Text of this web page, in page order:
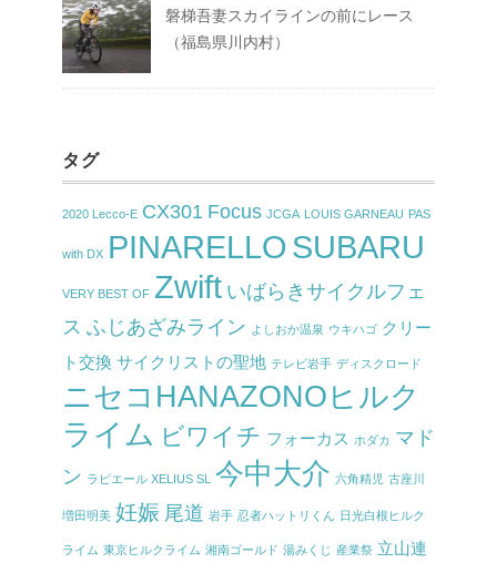
磐梯吾妻スカイラインの前にレース
（福島県川内村）
タグ
2020 Lecco-E CX301 Focus JCGA LOUIS GARNEAU PAS
with DX PINARELLOSUBARU
VERY BEST OF Zwift いばらきサイクルフェ
ス ふじあざみライン よしおか温泉 ウキハゴ クリー
ト交換 サイクリストの聖地 テレビ岩手 ディスクロード
ニセコHANAZONOヒルク
ライム ビワイチ フォーカス ホダカ マド
ン ラピエール XELIUS SL 今中大介 六角精児 古座川
増田明美 妊娠 尾道 岩手 忍者ハットリくん 日光白根ヒルク
ライム 東京ヒルクライム 湘南ゴールド 湯みくじ 産業祭 立山連